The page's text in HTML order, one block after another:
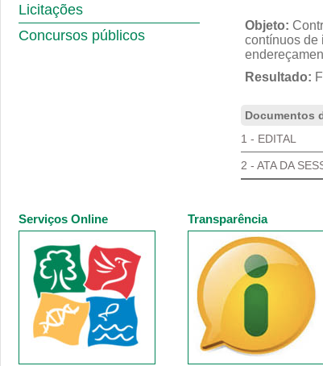
Licitações
Concursos públicos
Objeto:
contínuos de
Resultado:
Documentos
1 - EDITAL
2 - ATA DA
Serviços Online Transparência